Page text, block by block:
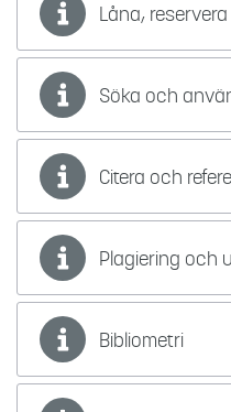
Låna,
Söka och
Citera och
Plagiering och
Bibliometri